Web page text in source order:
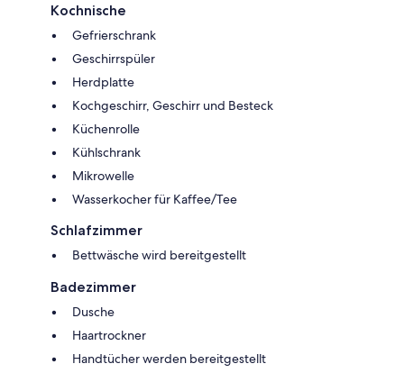
Kochnische
Gefrierschrank
Geschirrspüler
Herdplatte
Kochgeschirr, Geschirr und Besteck
Küchenrolle
Kühlschrank
Mikrowelle
Wasserkocher für Kaffee/Tee
Schlafzimmer
Bettwäsche wird bereitgestellt
Badezimmer
Dusche
Haartrockner
Handtücher werden bereitgestellt